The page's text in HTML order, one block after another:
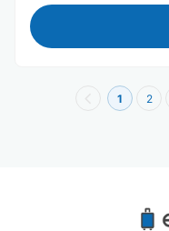
1 2
難波哈